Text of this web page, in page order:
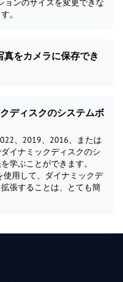
ョンのサイズを変更できな
。
真をカメラに保存でき
ディスクのシステムボ
、2019、2016、または
イナミックディスクのシ
学ぶことができます。
使用して、ダイナミックデ
張することは、とても簡